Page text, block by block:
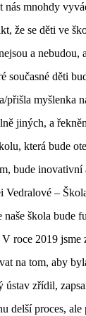
nás mnohdy
že se děti ve
a nebudou,
současné děti
přišla myšlenka
jiných, a
která bude
bude inovativní
Vedralové –
naše škola bude
roce 2019 jsme
na tom, aby
ústav zřídil,
delší proces, ale